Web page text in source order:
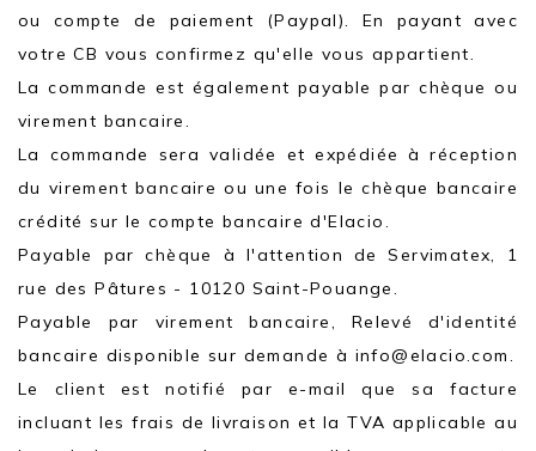
ou compte de paiement (Paypal). En payant avec
votre CB vous confirmez qu'elle vous appartient.
La commande est également payable par chèque ou
virement bancaire.
La commande sera validée et expédiée à réception
du virement bancaire ou une fois le chèque bancaire
crédité sur le compte bancaire d'Elacio.
Payable par chèque à l'attention de Servimatex, 1
rue des Pâtures - 10120 Saint-Pouange.
Payable par virement bancaire, Relevé d'identité
bancaire disponible sur demande à info@elacio.com.
Le client est notifié par e-mail que sa facture
incluant les frais de livraison et la TVA applicable au